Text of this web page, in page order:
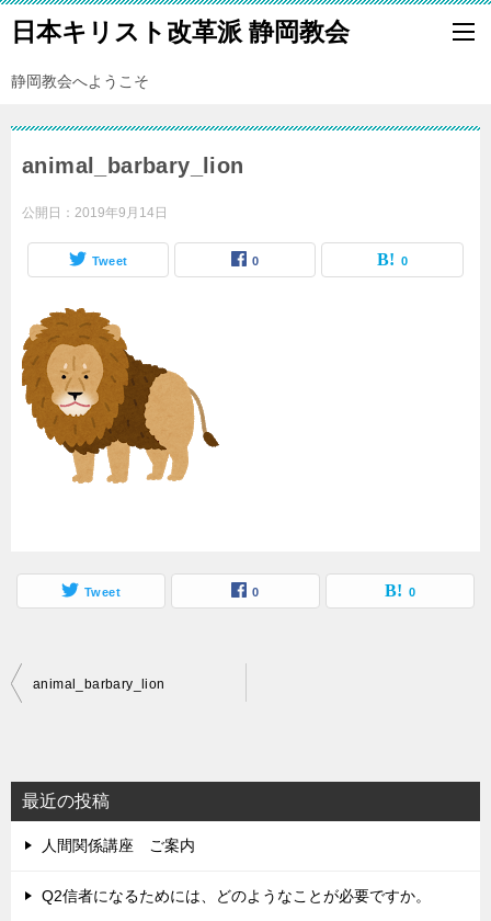
日本キリスト改革派 静岡教会
静岡教会へようこそ
animal_barbary_lion
公開日： 2019年9月14日
Tweet 0 0
Tweet 0 0
投
ビ
ゲ
ー
シ
animal_barbary_lion
最近の投稿
人間関係講座 ご案内
Q2信者になるためには、どのようなことが必要ですか。